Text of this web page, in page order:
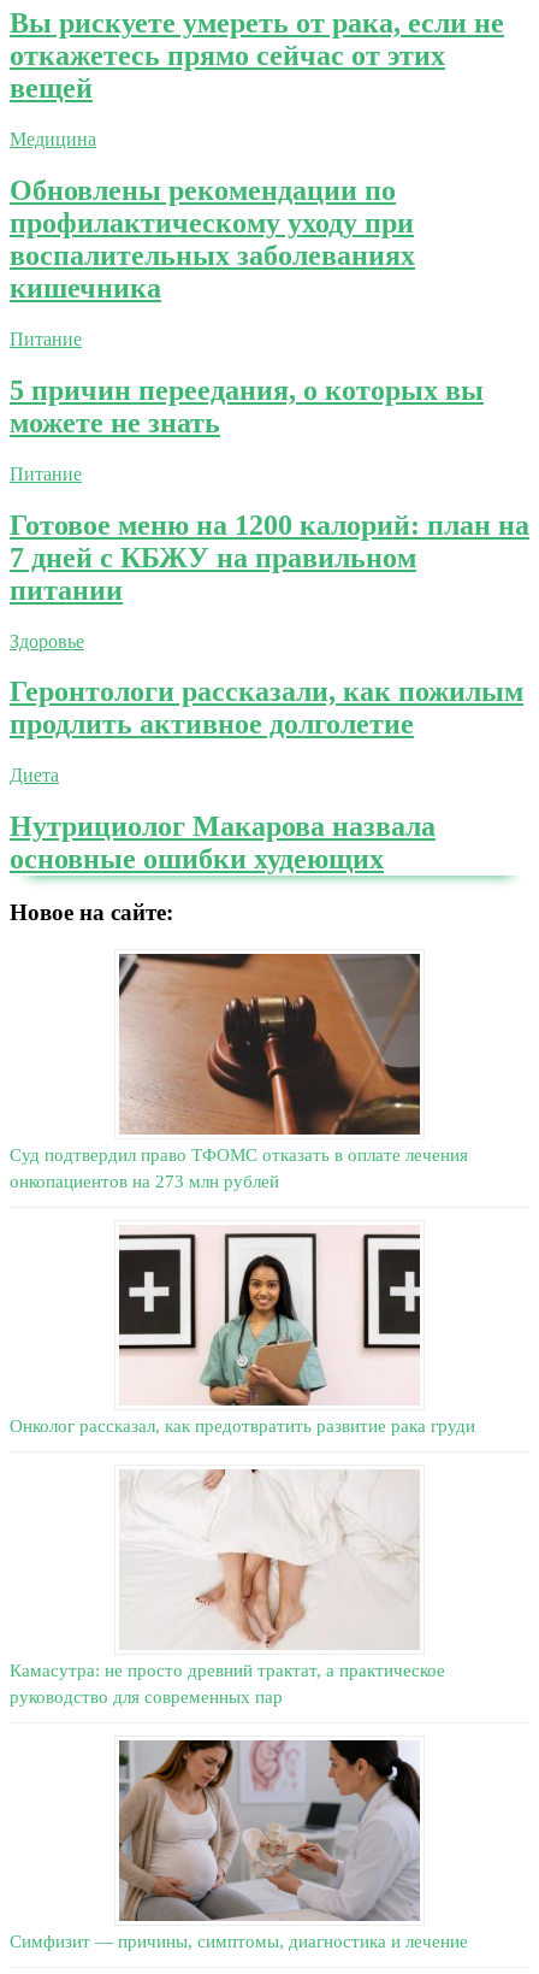
Вы рискуете умереть от рака, если не
откажетесь прямо сейчас от этих
вещей
Медицина
Обновлены рекомендации по
профилактическому уходу при
воспалительных заболеваниях
кишечника
Питание
5 причин переедания, о которых вы
можете не знать
Питание
Готовое меню на 1200 калорий: план на
7 дней с КБЖУ на правильном
питании
Здоровье
Геронтологи рассказали, как пожилым
продлить активное долголетие
Диета
Нутрициолог Макарова назвала
основные ошибки худеющих
Новое на сайте:
Суд подтвердил право ТФОМС отказать в оплате лечения
онкопациентов на 273 млн рублей
Онколог рассказал, как предотвратить развитие рака груди
Камасутра: не просто древний трактат, а практическое
руководство для современных пар
Симфизит — причины, симптомы, диагностика и лечение